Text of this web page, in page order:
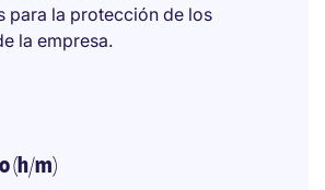
para la protección de los
la empresa.
(h/m)